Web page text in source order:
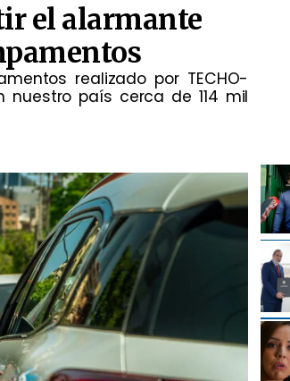
el alarmante
realizado por TECHO-
nuestro país cerca de 114 mil